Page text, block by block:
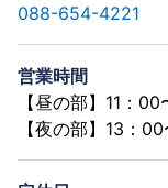
088-654-4221
営業時間
【昼の部】11：
【夜の部】13：